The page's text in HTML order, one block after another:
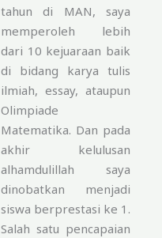
tahun di MAN, saya
memperoleh lebih
dari 10 kejuaraan baik
di bidang karya tulis
ilmiah, essay, ataupun
Olimpiade
Matematika. Dan pada
akhir kelulusan
alhamdulillah saya
dinobatkan menjadi
siswa berprestasi ke 1.
Salah satu pencapaian